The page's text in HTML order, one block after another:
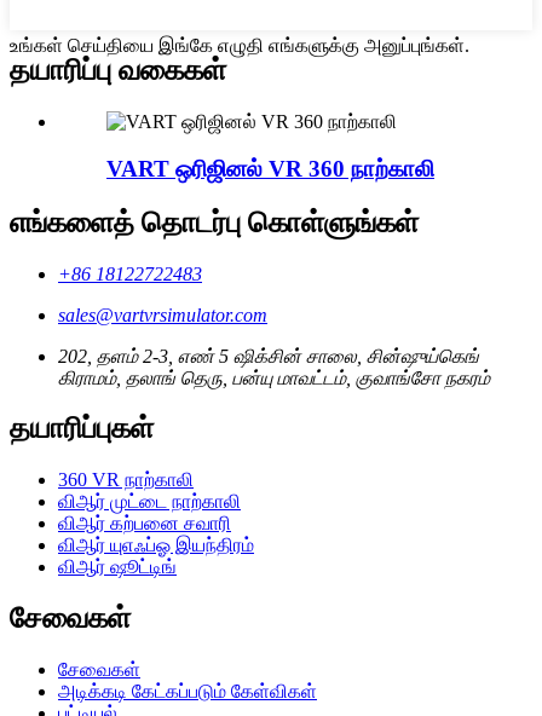
உங்கள் செய்தியை இங்கே எழுதி எங்களுக்கு அனுப்புங்கள்.
தயாரிப்பு வகைகள்
VART ஒரிஜினல் VR 360 நாற்காலி
எங்களைத் தொடர்பு கொள்ளுங்கள்
+86 18122722483
sales@vartvrsimulator.com
202, தளம் 2-3, எண் 5 ஷிக்சின் சாலை, சின்ஷுய்கெங்
கிராமம், தலாங் தெரு, பன்யு மாவட்டம், குவாங்சோ நகரம்
தயாரிப்புகள்
360 VR நாற்காலி
விஆர் முட்டை நாற்காலி
விஆர் கற்பனை சவாரி
விஆர் யுஎஃப்ஓ இயந்திரம்
விஆர் ஷூட்டிங்
சேவைகள்
சேவைகள்
அடிக்கடி கேட்கப்படும் கேள்விகள்